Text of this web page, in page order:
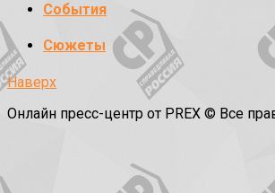
События
Сюжеты
Наверх
Онлайн пресс-центр от PREX © Все